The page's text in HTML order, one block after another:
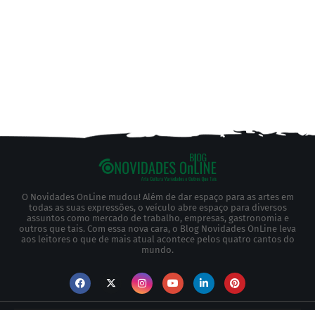
O Novidades OnLine mudou! Além de dar espaço para as artes em
todas as suas expressões, o veículo abre espaço para diversos
assuntos como mercado de trabalho, empresas, gastronomia e
outros que tais. Com essa nova cara, o Blog Novidades OnLine leva
aos leitores o que de mais atual acontece pelos quatro cantos do
mundo.